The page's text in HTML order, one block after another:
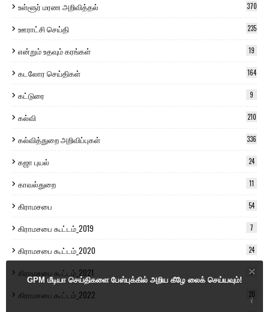
உள்ளூர் மரண அறிவித்தல் 370
ஊராட்சி செய்தி 235
என்றும் உதவும் கரங்கள் 19
கடலோர செய்திகள் 164
கட்டுரை 9
கல்வி 210
கல்வித்துறை அறிவிப்புகள் 336
கஜா புயல் 24
காவல்துறை 11
கிராமசபை 54
கிராமசபை கூட்டம்_2019 7
கிராமசபை கூட்டம்_2020 24
கிராமசபை கூட்டம்_2021 9
கிராமசபை கூட்டம்_2022 20
GPM மீடியா செய்திகளை பேஸ்புக்கில் அறிய கீழே லைக் செய்யவும்!